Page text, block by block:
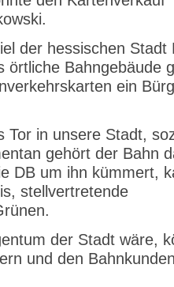
der hessischen Stadt
örtliche Bahngebäude
ein
Tor in unsere Stadt,
gehört der Bahn
DB um ihn kümmert,
stellvertretende
der Stadt wäre,
und den